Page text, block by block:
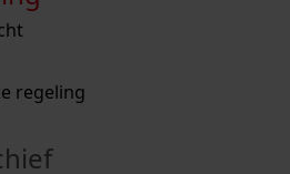
met een aantal zoektips.
met een aantal zoektips.
regeling